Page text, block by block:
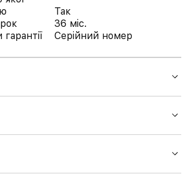
Так
36 міс.
Серійний номер